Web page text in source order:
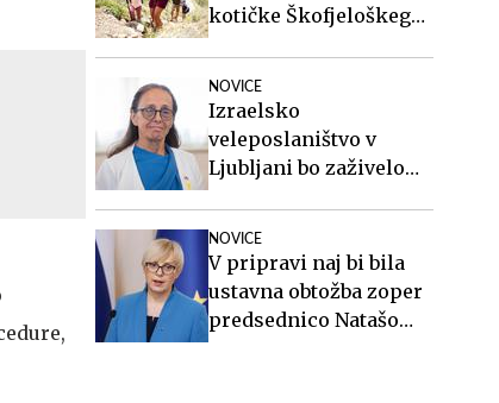
kotičke Škofjeloškega
NOVICE
Izraelsko
veleposlaništvo v
Ljubljani bo zaživelo
NOVICE
V pripravi naj bi bila
ustavna obtožba zoper
predsednico Natašo